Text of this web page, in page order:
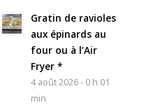
Gratin de ravioles
aux épinards au
four ou à l’Air
Fryer *
4 août 2026 - 0 h 01
min